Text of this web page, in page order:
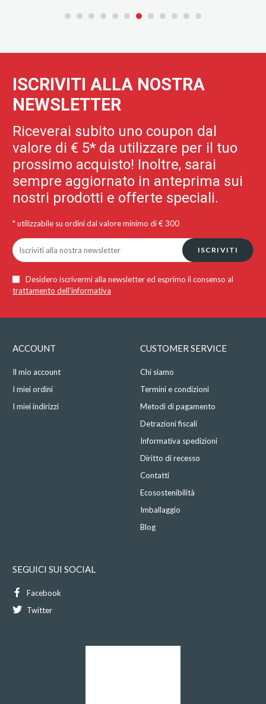
ISCRIVITI ALLA NOSTRA
NEWSLETTER
Riceverai subito uno coupon dal
valore di € 5* da utilizzare per il tuo
prossimo acquisto! Inoltre, sarai
sempre aggiornato in anteprima sui
nostri prodotti e offerte speciali.
* utilizzabile su ordini dal valore minimo di € 300
ISCRIVITI
Desidero iscrivermi alla newsletter ed esprimo il consenso al
trattamento dell'informativa
ACCOUNT
Il mio account
I miei ordini
I miei indirizzi
CUSTOMER SERVICE
Chi siamo
Termini e condizioni
Metodi di pagamento
Detrazioni fiscali
Informativa spedizioni
Diritto di recesso
Contatti
Ecosostenibilità
Imballaggio
Blog
SEGUICI SUI SOCIAL
Facebook
Twitter